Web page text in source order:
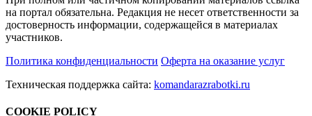
на портал обязательна. Редакция не несет ответственности за
достоверность информации, содержащейся в материалах
участников.
Политика конфиденциальности Оферта на оказание услуг
Техническая поддержка сайта: komandarazrabotki.ru
COOKIE POLICY